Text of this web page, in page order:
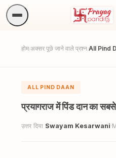
होम/अक्सर पूछे जाने वाले प्रश्न/All Pind
ALL PIND DAAN
प्रयागराज में पिंड दान का
उत्तर दिया Swayam Kesarwani·